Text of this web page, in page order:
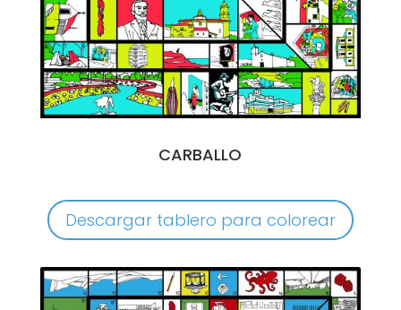
CARBALLO
Descargar tablero para colorear